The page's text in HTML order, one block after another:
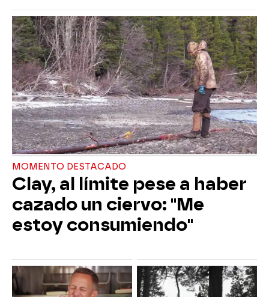
MOMENTO DESTACADO
Clay, al límite pese a haber
cazado un ciervo: "Me
estoy consumiendo"